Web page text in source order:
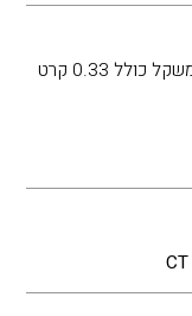
טבעת יהלומים, 14K זהב, משובצת יהלומים במשקל כולל 0.33 קרט